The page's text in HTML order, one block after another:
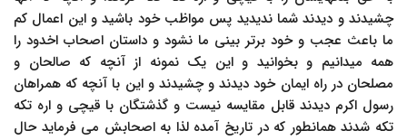
چشیدند و دیدند شما ندیدید پس مواظب خود باشید و این اعمال کم
ما باعث عجب و خود برتر بینی ما نشود و داستان اصحاب اخدود را
همه میدانیم و بخوانید و این یک نمونه از آنچه که صالحان و
مصلحان در راه ایمان خود دیدند و چشیدند و این با آنچه که همراهان
رسول اکرم دیدند قابل مقایسه نیست و گذشتگان با قیچی و اره تکه
تکه شدند همانطور که در تاریخ آمده لذا به اصحابش می فرماید حال